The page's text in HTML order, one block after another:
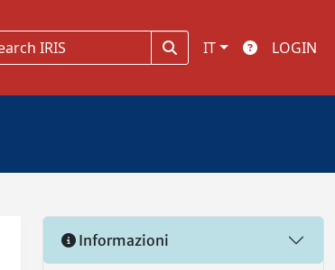
IT LOGIN
Informazioni